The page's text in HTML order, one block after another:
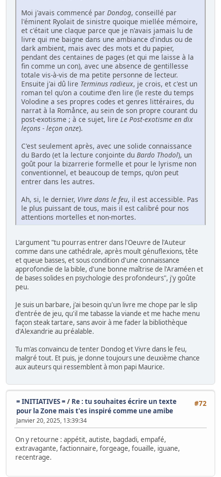
Moi j'avais commencé par Dondog, conseillé par
l'éminent Ryolait de sinistre quoique miellée mémoire,
et c'était une claque parce que je n'avais jamais lu de
livre qui me baigne dans une ambiance d'indus ou de
dark ambient, mais avec des mots et du papier,
pendant des centaines de pages (et qui me laisse à la
fin comme un con), avec une absence de gentillesse
totale vis-à-vis de ma petite personne de lecteur.
Ensuite j'ai dû lire Terminus radieux, je crois, et c'est un
roman tel qu'on a coutime d'en lire (le reste du temps
Volodine a ses propres codes et genres littéraires, du
narrat à la Romånce, au sein de son propre courant du
post-exotisme ; à ce sujet, lire Le Post-exotisme en dix
leçons - leçon onze).
C'est seulement après, avec une solide connaissance
du Bardo (et la lecture conjointe du Bardo Thodol), un
goût pour la bizarrerie formelle et pour le lyrisme non
conventionnel, et beaucoup de temps, qu'on peut
entrer dans les autres.
Ah, si, le dernier, Vivre dans le feu, il est accessible. Pas
le plus puissant de tous, mais il est calibré pour nos
attentions mortelles et non-mortes.
L'argument "tu pourras entrer dans l'Oeuvre de l'Auteur
comme dans une cathédrale, après moult génuflexions, tête
et queue basses, et sous condition d'une connaissance
approfondie de la bible, d'une bonne maîtrise de l'Araméen et
de bases solides en psychologie des profondeurs", j'y goûte
peu.
Je suis un barbare, j'ai besoin qu'un livre me chope par le slip
d'entrée de jeu, qu'il me tabasse la viande et me hache menu
façon steak tartare, sans avoir à me fader la bibliothèque
d'Alexandrie au préalable.
Tu m'as convaincu de tenter Dondog et Vivre dans le feu,
malgré tout. Et puis, je donne toujours une deuxième chance
aux auteurs qui ressemblent à mon papi Maurice.
#72
= INITIATIVES = / Re : tu souhaites écrire un texte
pour la Zone mais t'es inspiré comme une amibe
Janvier 20, 2025, 13:39:34
On y retourne : appétit, autiste, bagdadi, empafé,
extravagante, factionnaire, forgeage, fouaille, iguane,
recentrage.